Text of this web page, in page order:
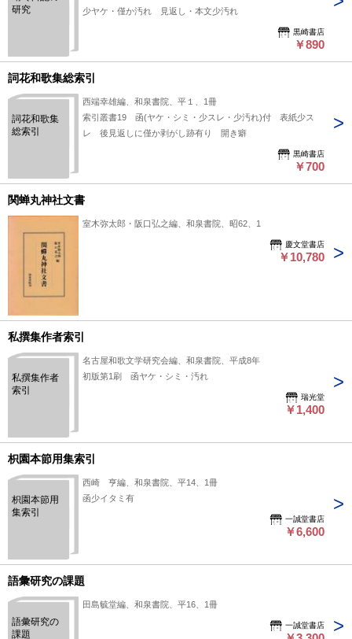
研究
少ヤケ・僅か汚れ 見返し・本文少汚れ
黒崎書店
￥890
詞花和歌集総索引
詞花和歌集
総索引
西端幸雄編、和泉書院、平１、1冊
索引叢書19 函(ヤケ・シミ・少スレ・少汚れ)付 表紙少ス
レ 後見返しに僅か剥がし跡有り 開き癖
黒崎書店
￥700
関蝉丸神社文書
室木弥太郎・阪口弘之編、和泉書院、昭62、1
慶文堂書店
￥10,780
私撰集作者索引
私撰集作者
索引
名古屋和歌文学研究会編、和泉書院、平成8年
初版第1刷 函ヤケ・シミ・汚れ
瑞光堂
￥1,400
枳園本節用集索引
枳園本節用
集索引
西崎 亨編、和泉書院、平14、1冊
函少イタミ有
一誠堂書店
￥6,600
語彙研究の課題
語彙研究の
課題
田島毓堂編、和泉書院、平16、1冊
一誠堂書店